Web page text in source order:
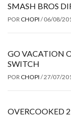
SMASH BROS
POR CHOPI / 06/08/
GO VACATION
SWITCH
POR CHOPI /27/07/
OVERCOOKED